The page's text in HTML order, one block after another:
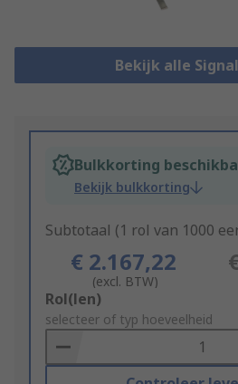
Bekijk alle
Bulkkorting
Bekijk bulkkorting
Subtotaal (1 rol van 1000
€ 2.167,22
(excl. BTW)
Add
to
Basket
Rol(len)
selecteer of typ hoeveelheid